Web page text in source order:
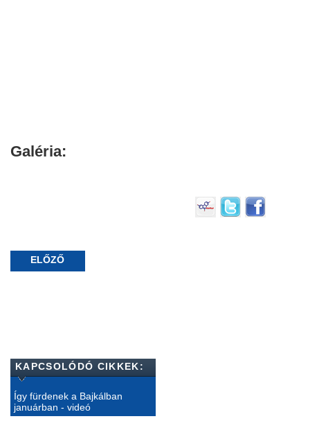
Galéria:
ELŐZŐ
KAPCSOLÓDÓ CIKKEK:
Így fürdenek a Bajkálban
januárban - videó